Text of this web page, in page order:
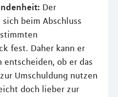
Der
beim Abschluss
fest. Daher kann er
entscheiden, ob er das
Umschuldung nutzen
doch lieber zur